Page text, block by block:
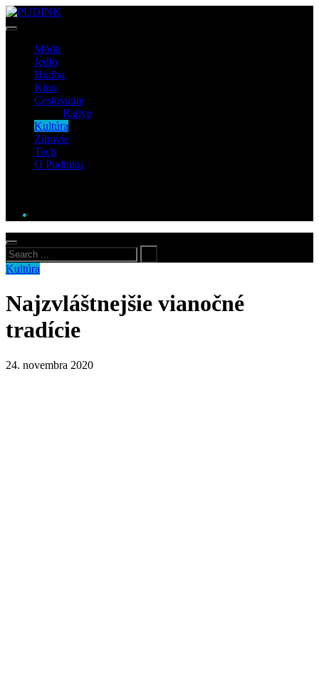
Móda
Jedlo
Hudba
Kino
Cestovanie
Rallye
Kultúra
Zdravie
Tech
O Pudinku
Kultúra
Najzvláštnejšie vianočné
tradície
24. novembra 2020